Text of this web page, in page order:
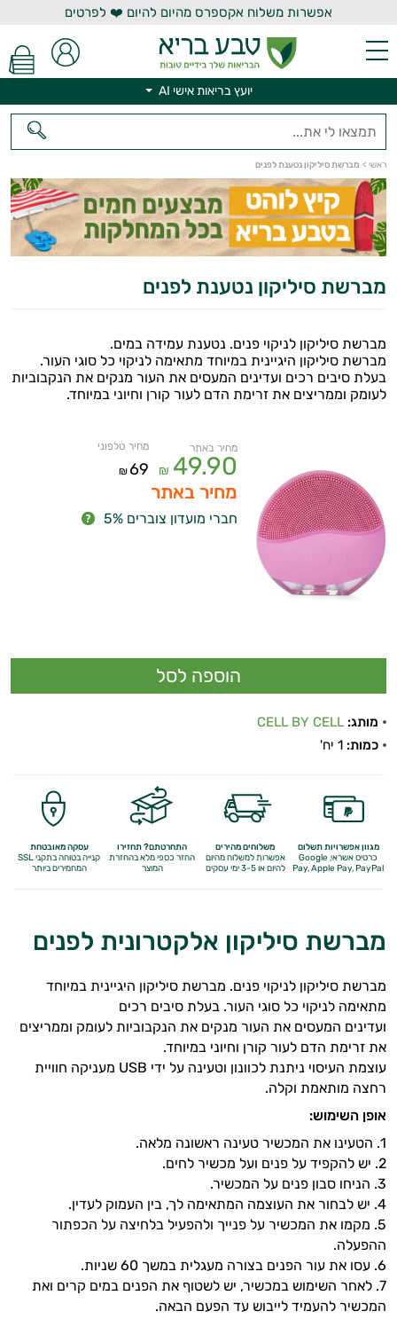
אפשרות משלוח אקספרס מהיום להיום ❤️ לפרטים
יועץ בריאות אישי AI
ראשי > מברשת סיליקון נטענת לפנים
מברשת סיליקון נטענת לפנים
מברשת סיליקון לניקוי פנים. נטענת עמידה במים.
מברשת סיליקון היגיינית במיוחד מתאימה לניקוי כל סוגי העור.
בעלת סיבים רכים ועדינים המעסים את העור מנקים את הנקבוביות
לעומק וממריצים את זרימת הדם לעור קורן וחיוני במיוחד.
מחיר באתר
49.90
₪
מחיר טלפוני
69
₪
מחיר באתר
חברי מועדון צוברים 5%
מותג: CELL BY CELL
כמות:
מגוון אפשרויות תשלום
כרטיס אשראי, Google
Pay,Apple Pay, PayPal
משלוחים מהירים
אפשרות למשלוח מהיום
להיום או 3-5 ימי עסקים
התחרטתם? תחזירו
החזר כספי מלאבהחזרת
המוצר
עסקה מאובטחת
קנייה בטוחה בתקני SSL
המחמירים ביותר
מברשת סיליקון אלקטרונית לפנים
מברשת סיליקון לניקוי פנים. מברשת סיליקון היגיינית במיוחד
מתאימה לניקוי כל סוגי העור. בעלת סיבים רכים
ועדינים המעסים את העור מנקים את הנקבוביות לעומק וממריצים
את זרימת הדם לעור קורן וחיוני במיוחד.
עוצמת העיסוי ניתנת לכוונון וטעינה על ידי USB מעניקה חוויית
רחצה מותאמת וקלה.
אופן השימוש:
1. הטעינו את המכשיר טעינה ראשונה מלאה.
2. יש להקפיד על פנים ועל מכשיר לחים.
3. הניחו סבון פנים על המכשיר.
4. יש לבחור את העוצמה המתאימה לך, בין העמוק לעדין.
5. מקמו את המכשיר על פנייך ולהפעיל בלחיצה על הכפתור
ההפעלה.
6. עסו את עור הפנים בצורה מעגלית במשך 60 שניות.
7. לאחר השימוש במכשיר, יש לשטוף את הפנים במים קרים ואת
המכשיר להעמיד לייבוש עד הפעם הבאה.
יועץ בריאות אישי AI